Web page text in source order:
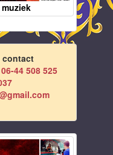
contact
06-44 508 525